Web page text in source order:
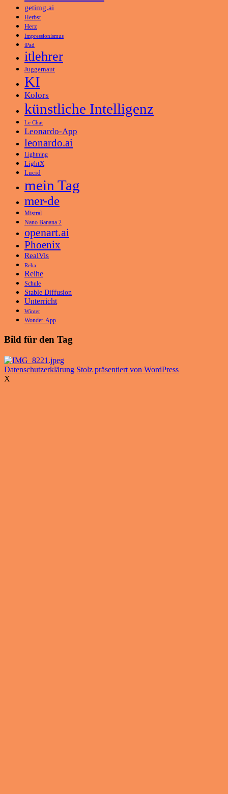
getimg.ai
Herbst
Herz
Impressionismus
iPad
itlehrer
Juggernaut
KI
Kolors
künstliche Intelligenz
Le Chat
Leonardo-App
leonardo.ai
Lightning
LightX
Lucid
mein Tag
mer-de
Mistral
Nano Banana 2
openart.ai
Phoenix
RealVis
Reha
Reihe
Schule
Stable Diffusion
Unterricht
Winter
Wonder-App
Bild für den Tag
Datenschutzerklärung Stolz präsentiert von WordPress
X